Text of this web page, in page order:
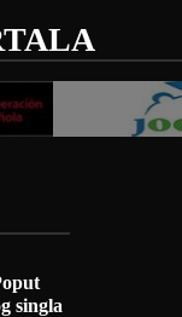
singla